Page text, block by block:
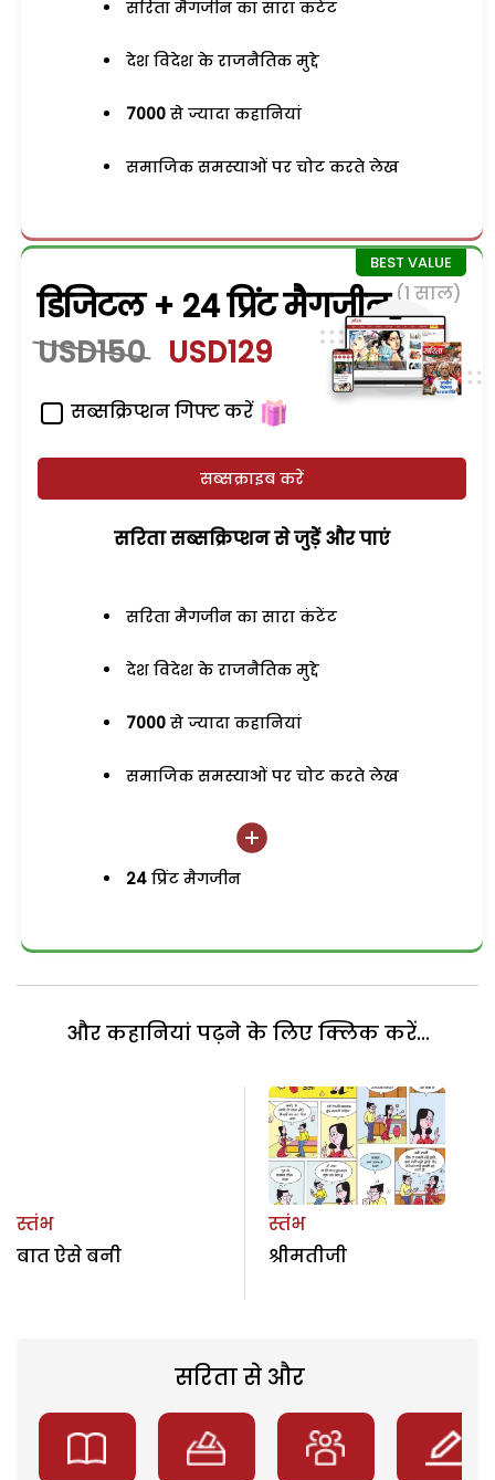
सरिता मैगजीन का सारा कंटेंट
देश विदेश के राजनैतिक मुद्दे
7000 से ज्यादा कहानियां
समाजिक समस्याओं पर चोट करते लेख
डिजिटल + 24 प्रिंट मैगजीन (1 साल)
USD150 USD129
सब्सक्रिप्शन गिफ्ट करें
सब्सक्राइब करें
सरिता सब्सक्रिप्शन से जुड़ेें और पाएं
सरिता मैगजीन का सारा कंटेंट
देश विदेश के राजनैतिक मुद्दे
7000 से ज्यादा कहानियां
समाजिक समस्याओं पर चोट करते लेख
24 प्रिंट मैगजीन
और कहानियां पढ़ने के लिए क्लिक करें...
स्तंभ
बात ऐसे बनी
स्तंभ
श्रीमतीजी
सरिता से और